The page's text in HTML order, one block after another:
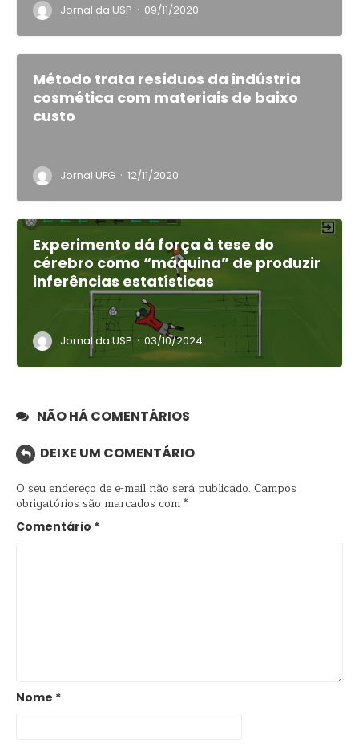
Jornal da USP · 09/11/2020
Método trata resíduos da indústria
cosmética com materiais de baixo
custo
Jornal UFG · 12/11/2020
Experimento dá força à tese do
cérebro como “máquina” de produzir
inferências estatísticas
Jornal da USP · 03/10/2024
NÃO HÁ COMENTÁRIOS
DEIXE UM COMENTÁRIO
O seu endereço de e-mail não será publicado. Campos
obrigatórios são marcados com*
Comentário *
Nome *